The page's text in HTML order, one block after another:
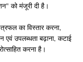
को मंजूरी दी है।
का विस्तार करना,
एवं उपलब्धता बढ़ाना, कटाई
करना है।